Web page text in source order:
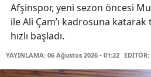
Afşinspor, yeni sezon öncesi
ile Ali Çam’ı kadrosuna
hızlı başladı.
YAYINLAMA: 06 Ağustos 2026 - 01:22